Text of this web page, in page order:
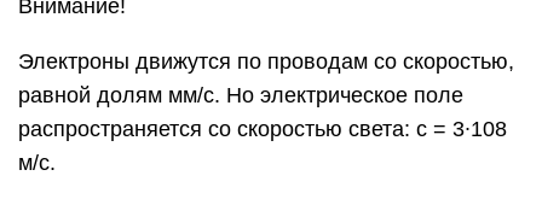
Внимание!
Электроны движутся по проводам со скоростью,
равной долям мм/с. Но электрическое поле
распространяется со скоростью света: c = 3∙108
м/с.